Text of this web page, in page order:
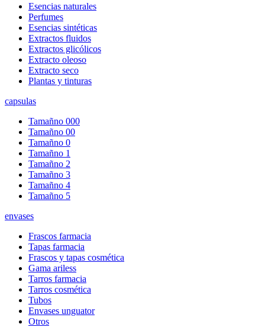
Esencias naturales
Perfumes
Esencias sintéticas
Extractos fluidos
Extractos glicólicos
Extracto oleoso
Extracto seco
Plantas y tinturas
capsulas
Tamañno 000
Tamañno 00
Tamañno 0
Tamañno 1
Tamañno 2
Tamañno 3
Tamañno 4
Tamañno 5
envases
Frascos farmacia
Tapas farmacia
Frascos y tapas cosmética
Gama ariless
Tarros farmacia
Tarros cosmética
Tubos
Envases unguator
Otros